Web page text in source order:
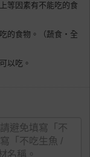
等因素有不能吃的食
的食物。（蔬食・全
以吃。